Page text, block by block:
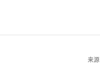
来源